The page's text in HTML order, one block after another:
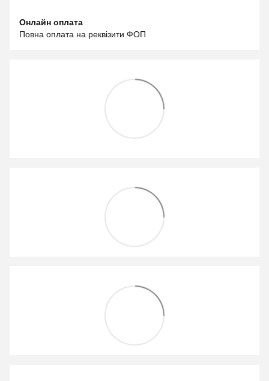
Онлайн оплата
Повна оплата на реквізити ФОП